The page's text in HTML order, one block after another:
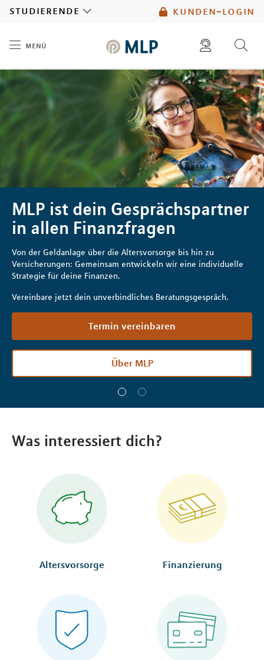
kunden-login
studierende
menü
diese website durchsuchen
mlp berater finden
MLP ist dein Gesprächspartner
in allen Finanzfragen
Von der Geldanlage über die Altersvorsorge bis hin zu
Versicherungen: Gemeinsam entwickeln wir eine individuelle
Strategie für deine Finanzen.
Vereinbare jetzt dein unverbindliches Beratungsgespräch.
Termin vereinbaren
Über MLP
Was interessiert dich?
Altersvorsorge Finanzierung